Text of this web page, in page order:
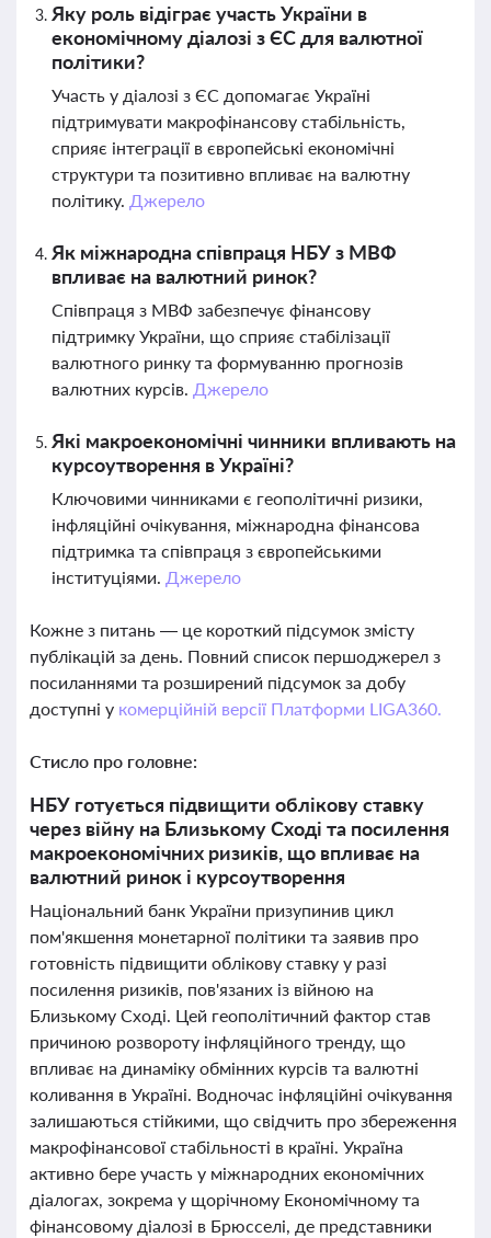
Яку роль відіграє участь України в
економічному діалозі з ЄС для валютної
політики?
Участь у діалозі з ЄС допомагає Україні
підтримувати макрофінансову стабільність,
сприяє інтеграції в європейські економічні
структури та позитивно впливає на валютну
політику. Джерело
Як міжнародна співпраця НБУ з МВФ
впливає на валютний ринок?
Співпраця з МВФ забезпечує фінансову
підтримку України, що сприяє стабілізації
валютного ринку та формуванню прогнозів
валютних курсів. Джерело
Які макроекономічні чинники впливають на
курсоутворення в Україні?
Ключовими чинниками є геополітичні ризики,
інфляційні очікування, міжнародна фінансова
підтримка та співпраця з європейськими
інституціями. Джерело
Кожне з питань — це короткий підсумок змісту
публікацій за день. Повний список першоджерел з
посиланнями та розширений підсумок за добу
доступні у комерційній версії Платформи LIGA360.
Стисло про головне:
НБУ готується підвищити облікову ставку
через війну на Близькому Сході та посилення
макроекономічних ризиків, що впливає на
валютний ринок і курсоутворення
Національний банк України призупинив цикл
пом'якшення монетарної політики та заявив про
готовність підвищити облікову ставку у разі
посилення ризиків, пов'язаних із війною на
Близькому Сході. Цей геополітичний фактор став
причиною розвороту інфляційного тренду, що
впливає на динаміку обмінних курсів та валютні
коливання в Україні. Водночас інфляційні очікування
залишаються стійкими, що свідчить про збереження
макрофінансової стабільності в країні. Україна
активно бере участь у міжнародних економічних
діалогах, зокрема у щорічному Економічному та
фінансовому діалозі в Брюсселі, де представники